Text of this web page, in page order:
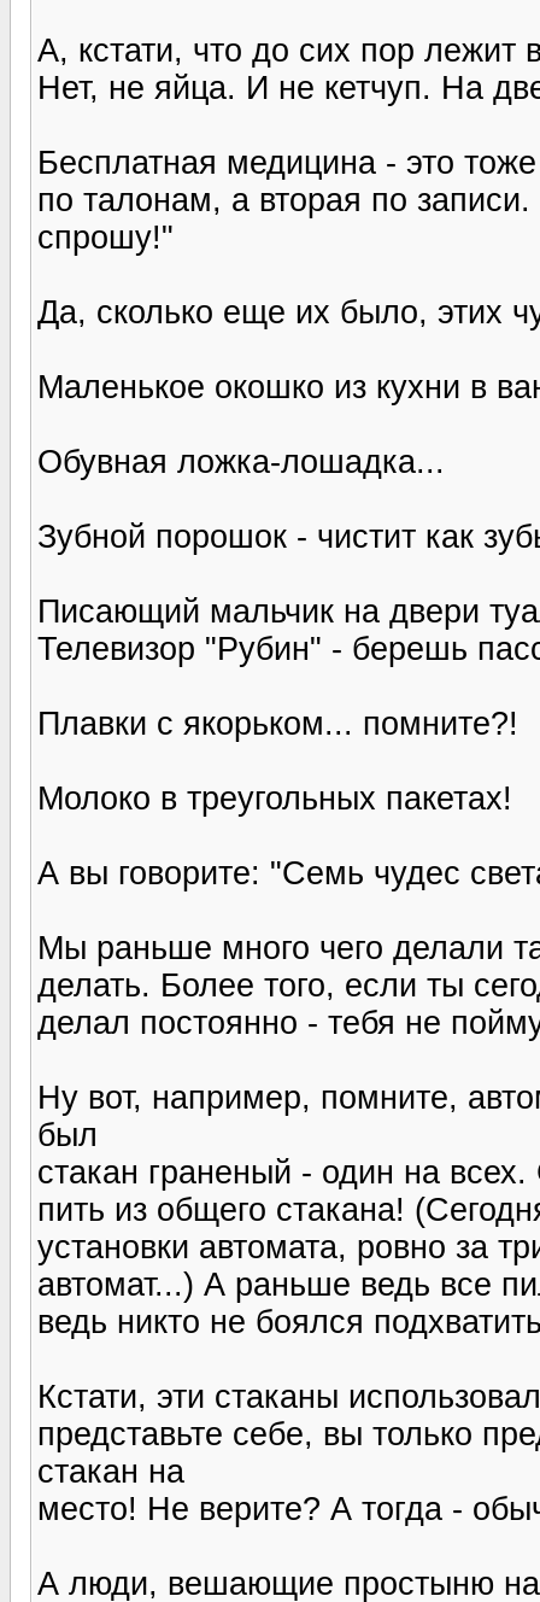
А, кстати, что до сих пор лежит
Нет, не яйца. И не кетчуп. На
Бесплатная медицина - это
по талонам, а вторая по
спрошу!"
Да, сколько еще их было, этих
Маленькое окошко из кухни в
Обувная ложка-лошадка...
Зубной порошок - чистит как
Писающий мальчик на двери
Телевизор "Рубин" - берешь
Плавки с якорьком... помните?!
Молоко в треугольных пакетах!
А вы говорите: "Семь чудес
Мы раньше много чего делали
делать. Более того, если ты
делал постоянно - тебя не
Ну вот, например, помните,
был
стакан граненый - один на
пить из общего стакана!
установки автомата, ровно за
автомат...) А раньше ведь все
ведь никто не боялся
Кстати, эти стаканы
представьте себе, вы только
стакан на
место! Не верите? А тогда -
А люди, вешающие простыню